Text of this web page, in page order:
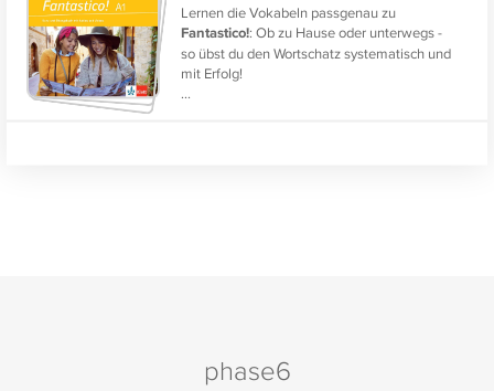
Lernen die Vokabeln passgenau zu
Fantastico!: Ob zu Hause oder unterwegs -
so übst du den Wortschatz systematisch und
mit Erfolg!
...
phase6